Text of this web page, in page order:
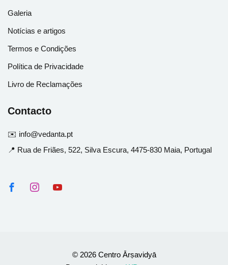
Galeria
Notícias e artigos
Termos e Condições
Política de Privacidade
Livro de Reclamações
Contacto
✉️ info@vedanta.pt
📍 Rua de Friães, 522, Silva Escura, 4475-830 Maia, Portugal
© 2026 Centro Ārṣavidyā